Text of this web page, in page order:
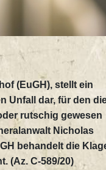
(EuGH), stellt ein
Unfall dar, für den
rutschig gewesen
Nicholas
behandelt die
(Az. C-589/20)